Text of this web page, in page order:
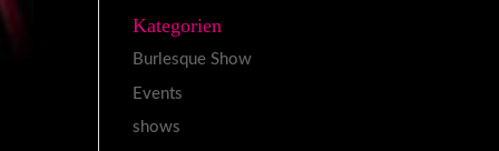
Kategorien
Burlesque Show
Events
shows